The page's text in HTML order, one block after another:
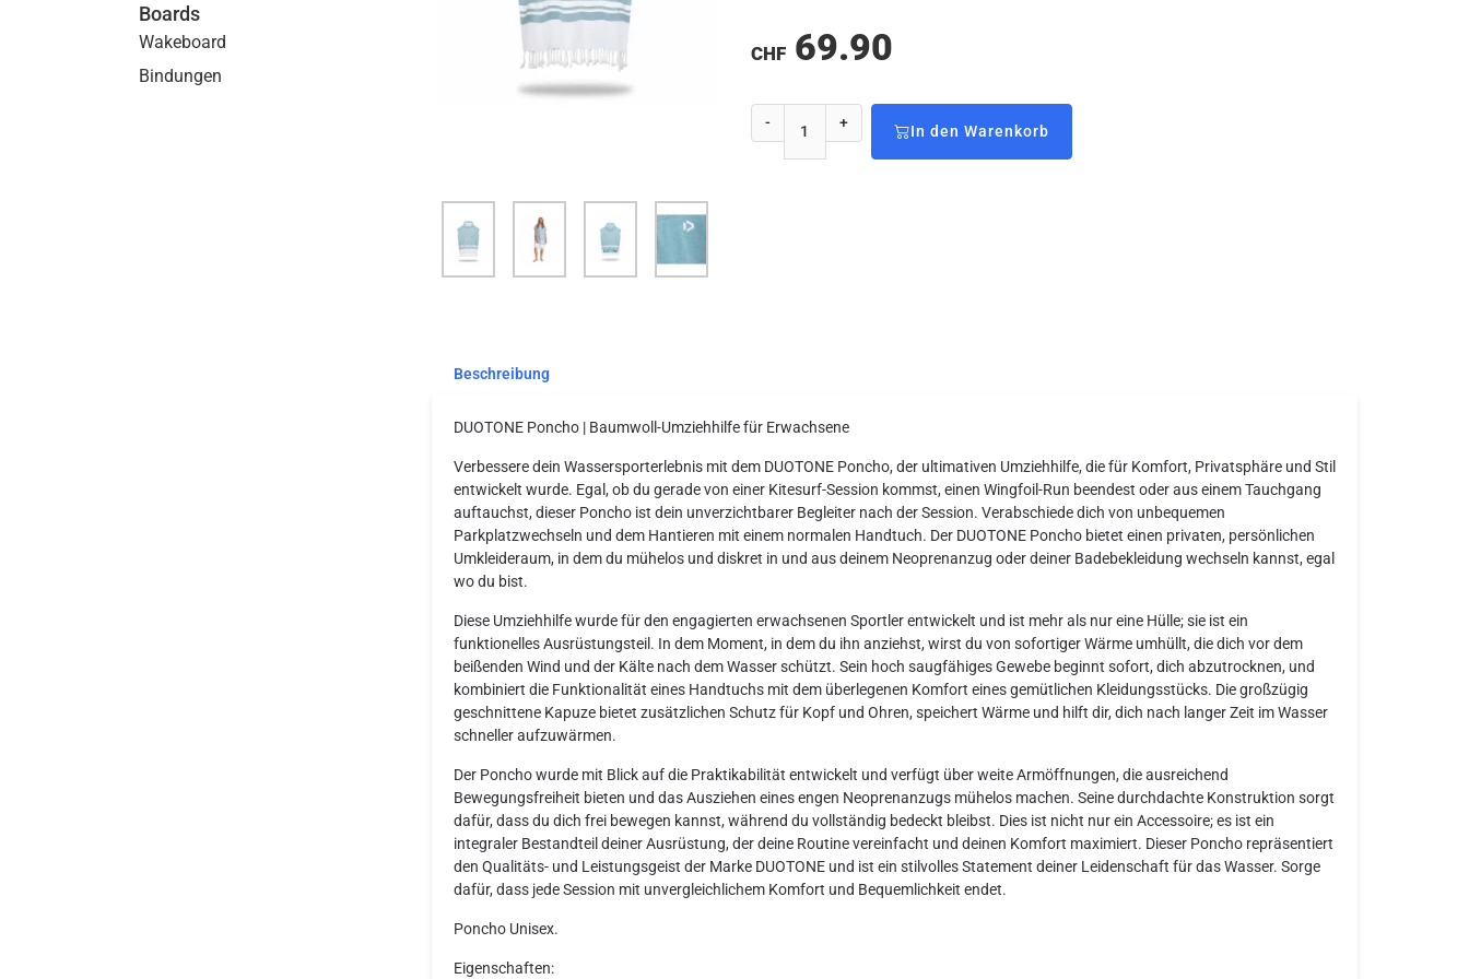
CHF 69.90
- + In den Warenkorb
Beschreibung
DUOTONE Poncho | Baumwoll-Umziehhilfe für Erwachsene
Verbessere dein Wassersporterlebnis mit dem DUOTONE Poncho, der ultimativen Umziehhilfe, die für Komfort, Privatsphäre und Stil
entwickelt wurde. Egal, ob du gerade von einer Kitesurf-Session kommst, einen Wingfoil-Run beendest oder aus einem Tauchgang
auftauchst, dieser Poncho ist dein unverzichtbarer Begleiter nach der Session. Verabschiede dich von unbequemen
Parkplatzwechseln und dem Hantieren mit einem normalen Handtuch. Der DUOTONE Poncho bietet einen privaten, persönlichen
Umkleideraum, in dem du mühelos und diskret in und aus deinem Neoprenanzug oder deiner Badebekleidung wechseln kannst, egal
wo du bist.
Diese Umziehhilfe wurde für den engagierten erwachsenen Sportler entwickelt und ist mehr als nur eine Hülle; sie ist ein
funktionelles Ausrüstungsteil. In dem Moment, in dem du ihn anziehst, wirst du von sofortiger Wärme umhüllt, die dich vor dem
beißenden Wind und der Kälte nach dem Wasser schützt. Sein hoch saugfähiges Gewebe beginnt sofort, dich abzutrocknen, und
kombiniert die Funktionalität eines Handtuchs mit dem überlegenen Komfort eines gemütlichen Kleidungsstücks. Die großzügig
geschnittene Kapuze bietet zusätzlichen Schutz für Kopf und Ohren, speichert Wärme und hilft dir, dich nach langer Zeit im Wasser
schneller aufzuwärmen.
Der Poncho wurde mit Blick auf die Praktikabilität entwickelt und verfügt über weite Armöffnungen, die ausreichend
Bewegungsfreiheit bieten und das Ausziehen eines engen Neoprenanzugs mühelos machen. Seine durchdachte Konstruktion sorgt
dafür, dass du dich frei bewegen kannst, während du vollständig bedeckt bleibst. Dies ist nicht nur ein Accessoire; es ist ein
integraler Bestandteil deiner Ausrüstung, der deine Routine vereinfacht und deinen Komfort maximiert. Dieser Poncho repräsentiert
den Qualitäts- und Leistungsgeist der Marke DUOTONE und ist ein stilvolles Statement deiner Leidenschaft für das Wasser. Sorge
dafür, dass jede Session mit unvergleichlichem Komfort und Bequemlichkeit endet.
Poncho Unisex.
Eigenschaften:
Boards
Wakeboard
Bindungen